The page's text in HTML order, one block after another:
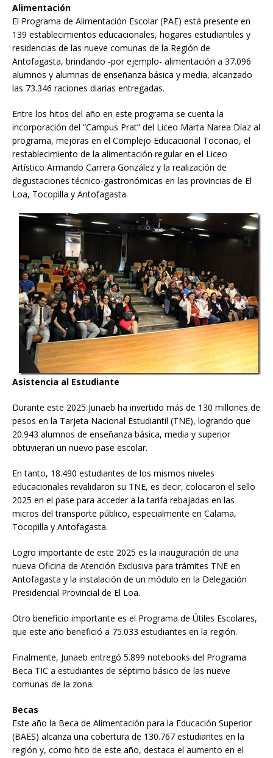
Alimentación
El Programa de Alimentación Escolar (PAE) está presente en
139 establecimientos educacionales, hogares estudiantiles y
residencias de las nueve comunas de la Región de
Antofagasta, brindando -por ejemplo- alimentación a 37.096
alumnos y alumnas de enseñanza básica y media, alcanzado
las 73.346 raciones diarias entregadas.
Entre los hitos del año en este programa se cuenta la
incorporación del “Campus Prat” del Liceo Marta Narea Díaz al
programa, mejoras en el Complejo Educacional Toconao, el
restablecimiento de la alimentación regular en el Liceo
Artístico Armando Carrera González y la realización de
degustaciones técnico-gastronómicas en las provincias de El
Loa, Tocopilla y Antofagasta.
Asistencia al Estudiante
Durante este 2025 Junaeb ha invertido más de 130 millones de
pesos en la Tarjeta Nacional Estudiantil (TNE), logrando que
20.943 alumnos de enseñanza básica, media y superior
obtuvieran un nuevo pase escolar.
En tanto, 18.490 estudiantes de los mismos niveles
educacionales revalidaron su TNE, es decir, colocaron el sello
2025 en el pase para acceder a la tarifa rebajadas en las
micros del transporte público, especialmente en Calama,
Tocopilla y Antofagasta.
Logro importante de este 2025 es la inauguración de una
nueva Oficina de Atención Exclusiva para trámites TNE en
Antofagasta y la instalación de un módulo en la Delegación
Presidencial Provincial de El Loa.
Otro beneficio importante es el Programa de Útiles Escolares,
que este año benefició a 75.033 estudiantes en la región.
Finalmente, Junaeb entregó 5.899 notebooks del Programa
Beca TIC a estudiantes de séptimo básico de las nueve
comunas de la zona.
Becas
Este año la Beca de Alimentación para la Educación Superior
(BAES) alcanza una cobertura de 130.767 estudiantes en la
región y, como hito de este año, destaca el aumento en el